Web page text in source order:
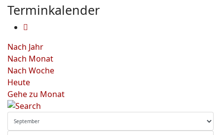
Terminkalender
Nach Jahr
Nach Monat
Nach Woche
Heute
Gehe zu Monat